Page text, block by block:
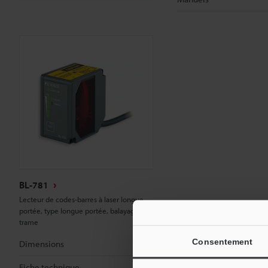
Consentement
BL-781
Lecteur de codes-barres à laser longue
portée, type longue portée, balayage à
trame
Dimensions